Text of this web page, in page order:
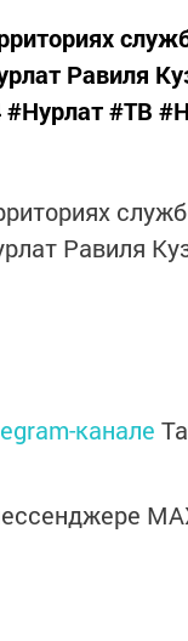
Равиля
#ТВ
Равиля
канале